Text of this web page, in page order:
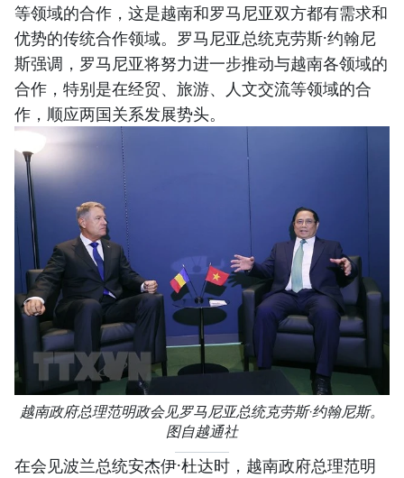
等领域的合作，这是越南和罗马尼亚双方都有需求和
优势的传统合作领域。罗马尼亚总统克劳斯·约翰尼
斯强调，罗马尼亚将努力进一步推动与越南各领域的
合作，特别是在经贸、旅游、人文交流等领域的合
作，顺应两国关系发展势头。
越南政府总理范明政会见罗马尼亚总统克劳斯·约翰尼斯。
图自越通社
在会见波兰总统安杰伊·杜达时，越南政府总理范明